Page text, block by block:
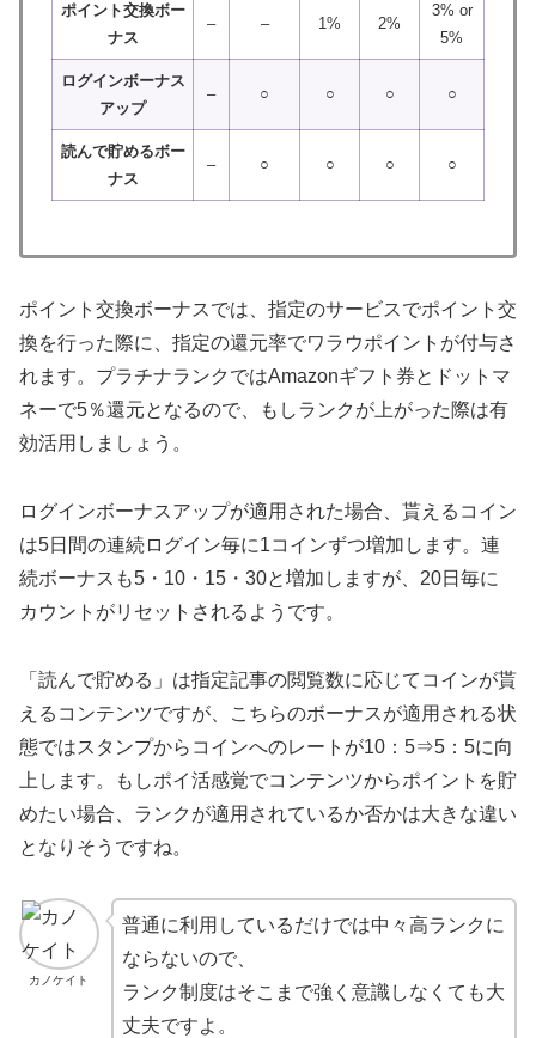
ポイント交換ボー
ナス
– – 1% 2%
3% or
5%
ログインボーナス
アップ
– ○ ○ ○ ○
読んで貯めるボー
ナス
– ○ ○ ○ ○
ポイント交換ボーナスでは、指定のサービスでポイント交
換を行った際に、指定の還元率でワラウポイントが付与さ
れます。プラチナランクではAmazonギフト券とドットマ
ネーで5％還元となるので、もしランクが上がった際は有
効活用しましょう。
ログインボーナスアップが適用された場合、貰えるコイン
は5日間の連続ログイン毎に1コインずつ増加します。連
続ボーナスも5・10・15・30と増加しますが、20日毎に
カウントがリセットされるようです。
「読んで貯める」は指定記事の閲覧数に応じてコインが貰
えるコンテンツですが、こちらのボーナスが適用される状
態ではスタンプからコインへのレートが10：5⇒5：5に向
上します。もしポイ活感覚でコンテンツからポイントを貯
めたい場合、ランクが適用されているか否かは大きな違い
となりそうですね。
カノケイト
普通に利用しているだけでは中々高ランクに
ならないので、
ランク制度はそこまで強く意識しなくても大
丈夫ですよ。